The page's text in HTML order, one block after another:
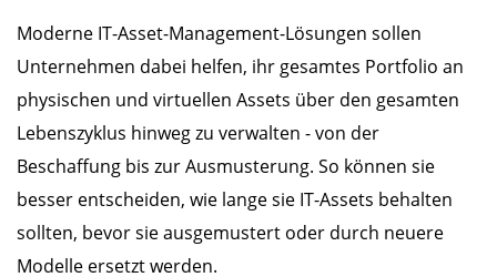
Moderne IT-Asset-Management-Lösungen sollen
Unternehmen dabei helfen, ihr gesamtes Portfolio an
physischen und virtuellen Assets über den gesamten
Lebenszyklus hinweg zu verwalten - von der
Beschaffung bis zur Ausmusterung. So können sie
besser entscheiden, wie lange sie IT-Assets behalten
sollten, bevor sie ausgemustert oder durch neuere
Modelle ersetzt werden.